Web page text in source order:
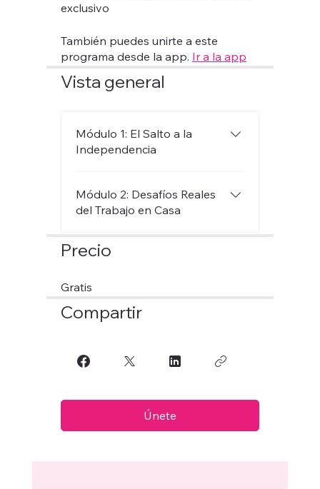
También puedes unirte a este
programa desde la app. Ir a la app
Vista general
Módulo 1: El Salto a la
Independencia
Módulo 2: Desafíos Reales
del Trabajo en Casa
Precio
Gratis
Compartir
Únete